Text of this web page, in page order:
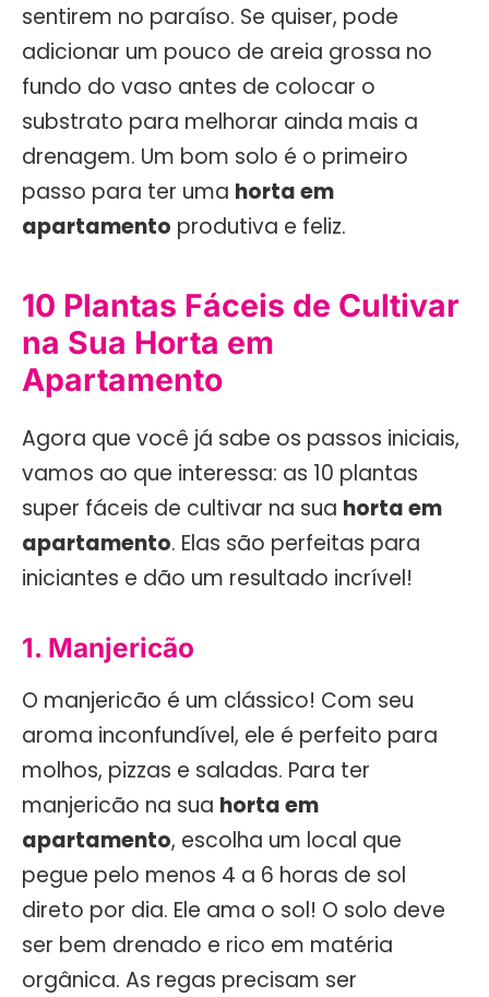
sentirem no paraíso. Se quiser, pode
adicionar um pouco de areia grossa no
fundo do vaso antes de colocar o
substrato para melhorar ainda mais a
drenagem. Um bom solo é o primeiro
passo para ter uma horta em
apartamento produtiva e feliz.
10 Plantas Fáceis de Cultivar
na Sua Horta em
Apartamento
Agora que você já sabe os passos iniciais,
vamos ao que interessa: as 10 plantas
super fáceis de cultivar na sua horta em
apartamento. Elas são perfeitas para
iniciantes e dão um resultado incrível!
1. Manjericão
O manjericão é um clássico! Com seu
aroma inconfundível, ele é perfeito para
molhos, pizzas e saladas. Para ter
manjericão na sua horta em
apartamento, escolha um local que
pegue pelo menos 4 a 6 horas de sol
direto por dia. Ele ama o sol! O solo deve
ser bem drenado e rico em matéria
orgânica. As regas precisam ser